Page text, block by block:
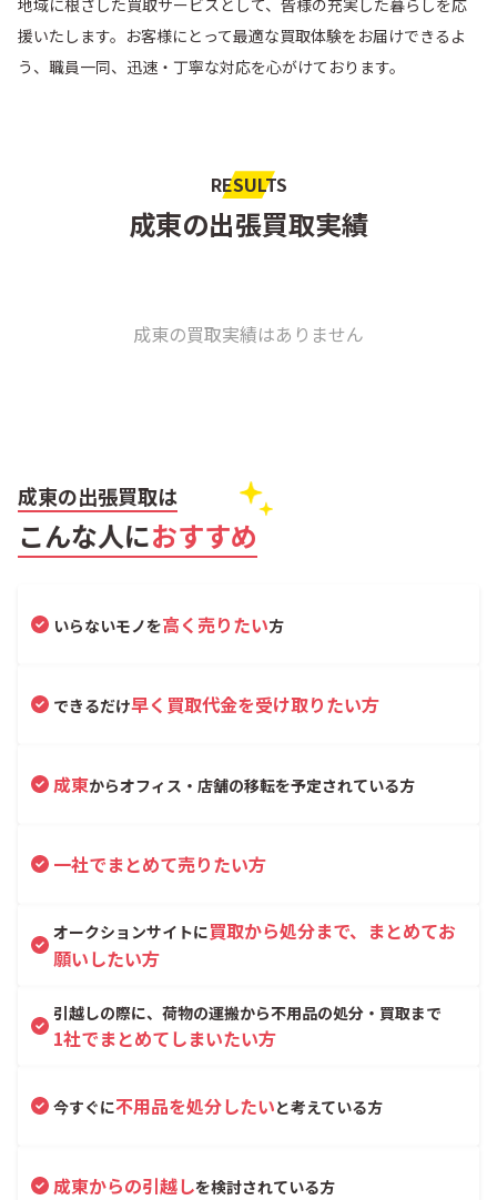
地域に根ざした買取サービスとして、皆様の充実した暮らしを応
援いたします。お客様にとって最適な買取体験をお届けできるよ
う、職員一同、迅速・丁寧な対応を心がけております。
RESULTS
成東の出張買取実績
成東の買取実績はありません
成東の出張買取は
こんな人におすすめ
いらないモノを高く売りたい方
できるだけ早く買取代金を受け取りたい方
成東からオフィス・店舗の移転を予定されている方
一社でまとめて売りたい方
オークションサイトに買取から処分まで、まとめてお
願いしたい方
引越しの際に、荷物の運搬から不用品の処分・買取まで
1社でまとめてしまいたい方
今すぐに不用品を処分したいと考えている方
成東からの引越しを検討されている方